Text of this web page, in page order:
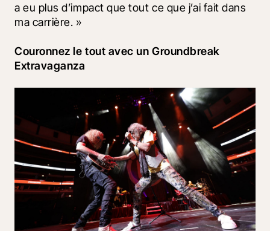
a eu plus d’impact que tout ce que j’ai fait dans
ma carrière. »
Couronnez le tout avec un Groundbreak
Extravaganza